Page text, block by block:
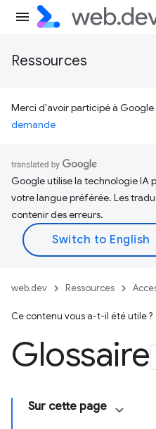
Ressources
Merci d'avoir participé à Google
demande
Google utilise la technologie IA
votre langue préférée. Les
contenir des erreurs.
web.dev Ressources
Ce contenu vous a-t-il été utile ?
Glossaire
Sur cette page